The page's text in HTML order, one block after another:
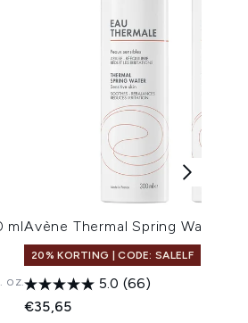
ml
oz.
Avène Thermal Spring Water
20% KORTING | CODE: SALELF
5.0 (66)
€35,65